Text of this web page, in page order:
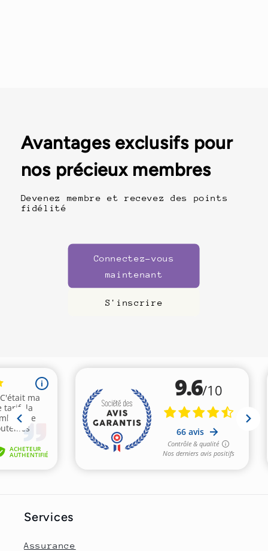
Avantages exclusifs pour
nos précieux membres
Devenez membre et recevez des points
fidélité
Connectez-vous
maintenant
S'inscrire
Services
Assurance